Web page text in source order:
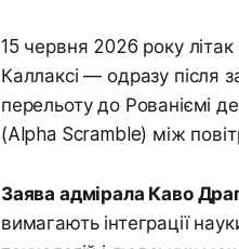
15 червня 2026 року
Каллаксі — одразу після
перельоту до Рованіємі
(Alpha Scramble) між
Заява адмірала Каво
вимагають інтеграції